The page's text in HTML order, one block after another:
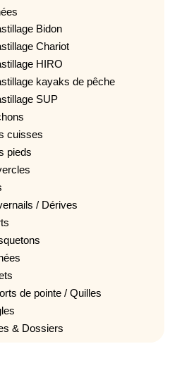
Bidon
Chariot
HIRO
kayaks de pêche
SUP
cuisses
pieds
/ Dérives
de pointe / Quilles
& Dossiers